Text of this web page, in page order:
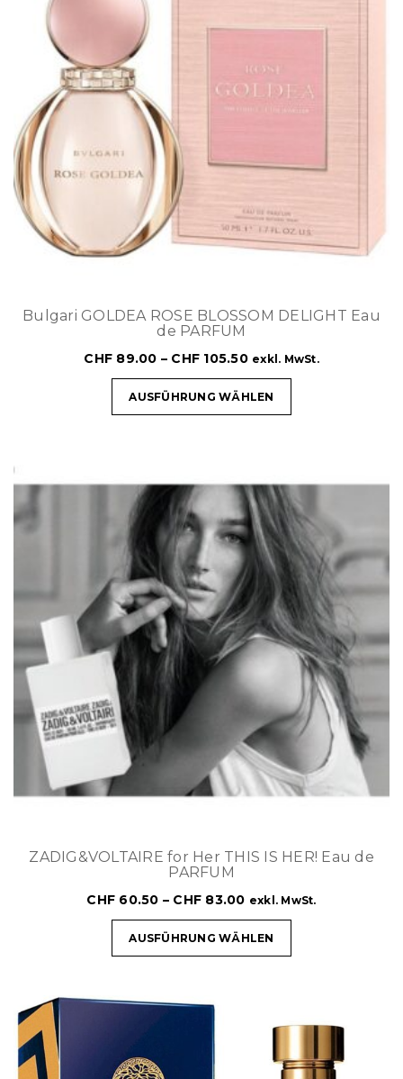
Bulgari GOLDEA ROSE BLOSSOM DELIGHT Eau
de PARFUM
CHF 89.00 – CHF 105.50 exkl. MwSt.
AUSFÜHRUNG WÄHLEN
ZADIG&VOLTAIRE for Her THIS IS HER! Eau de
PARFUM
CHF 60.50 – CHF 83.00 exkl. MwSt.
AUSFÜHRUNG WÄHLEN